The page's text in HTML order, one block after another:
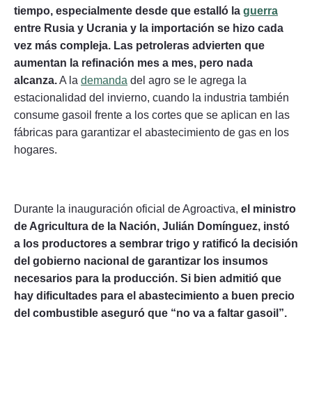
tiempo, especialmente desde que estalló la guerra
entre Rusia y Ucrania y la importación se hizo cada
vez más compleja. Las petroleras advierten que
aumentan la refinación mes a mes, pero nada
alcanza.A la demanda del agro se le agrega la
estacionalidad del invierno, cuando la industria también
consume gasoil frente a los cortes que se aplican en las
fábricas para garantizar el abastecimiento de gas en los
hogares.
Durante la inauguración oficial de Agroactiva, el ministro
de Agricultura de la Nación, Julián Domínguez, instó
a los productores a sembrar trigo y ratificó la decisión
del gobierno nacional de garantizar los insumos
necesarios para la producción. Si bien admitió que
hay dificultades para el abastecimiento a buen precio
del combustible aseguró que “no va a faltar gasoil”.